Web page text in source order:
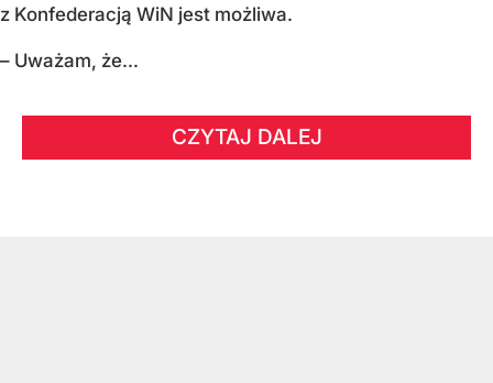
z Konfederacją WiN jest możliwa.
– Uważam, że...
CZYTAJ DALEJ